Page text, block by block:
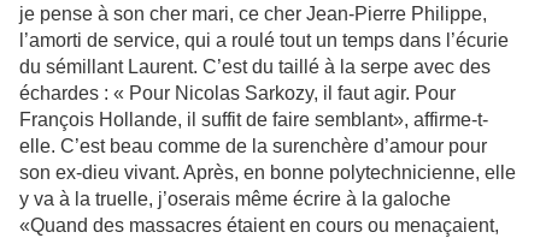
je pense à son cher mari, ce cher Jean-Pierre Philippe,
l’amorti de service, qui a roulé tout un temps dans l’écurie
du sémillant Laurent. C’est du taillé à la serpe avec des
échardes : « Pour Nicolas Sarkozy, il faut agir. Pour
François Hollande, il suffit de faire semblant», affirme-t-
elle. C’est beau comme de la surenchère d’amour pour
son ex-dieu vivant. Après, en bonne polytechnicienne, elle
y va à la truelle, j’oserais même écrire à la galoche
«Quand des massacres étaient en cours ou menaçaient,